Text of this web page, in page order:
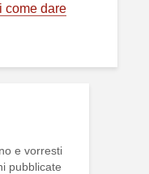
come dare
e vorresti
pubblicate